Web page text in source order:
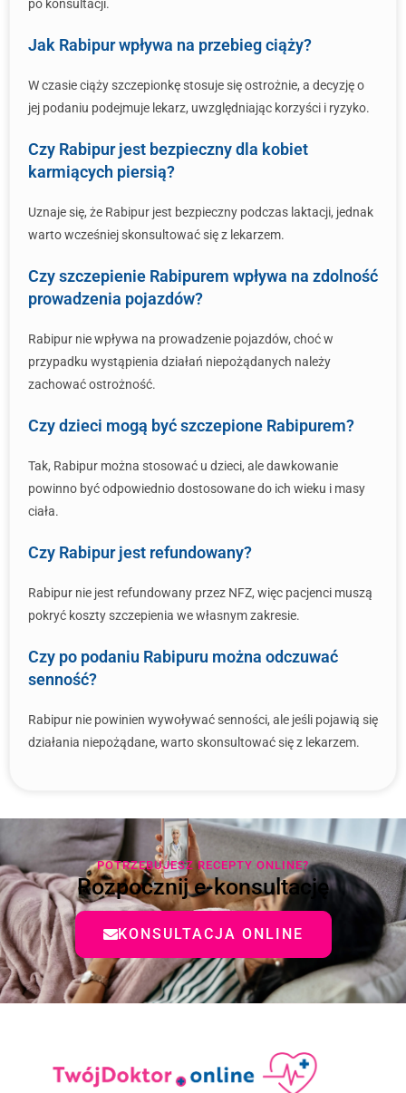
po konsultacji.
Jak Rabipur wpływa na przebieg ciąży?
W czasie ciąży szczepionkę stosuje się ostrożnie, a decyzję o
jej podaniu podejmuje lekarz, uwzględniając korzyści i ryzyko.
Czy Rabipur jest bezpieczny dla kobiet
karmiących piersią?
Uznaje się, że Rabipur jest bezpieczny podczas laktacji, jednak
warto wcześniej skonsultować się z lekarzem.
Czy szczepienie Rabipurem wpływa na zdolność
prowadzenia pojazdów?
Rabipur nie wpływa na prowadzenie pojazdów, choć w
przypadku wystąpienia działań niepożądanych należy
zachować ostrożność.
Czy dzieci mogą być szczepione Rabipurem?
Tak, Rabipur można stosować u dzieci, ale dawkowanie
powinno być odpowiednio dostosowane do ich wieku i masy
ciała.
Czy Rabipur jest refundowany?
Rabipur nie jest refundowany przez NFZ, więc pacjenci muszą
pokryć koszty szczepienia we własnym zakresie.
Czy po podaniu Rabipuru można odczuwać
senność?
Rabipur nie powinien wywoływać senności, ale jeśli pojawią się
działania niepożądane, warto skonsultować się z lekarzem.
POTRZEBUJESZ RECEPTY ONLINE?
Rozpocznij e-konsultację
KONSULTACJA ONLINE